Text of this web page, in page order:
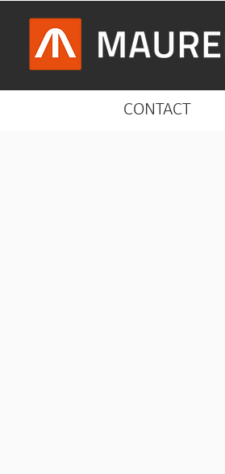
CONTACT